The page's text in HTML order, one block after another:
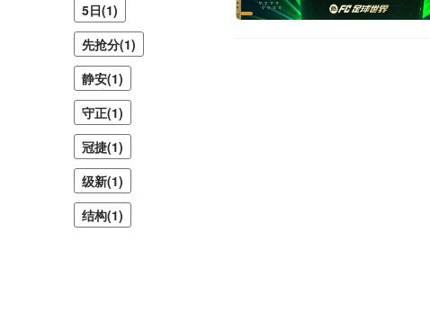
5日(1)
先抢分(1)
静安(1)
守正(1)
冠捷(1)
级新(1)
结构(1)